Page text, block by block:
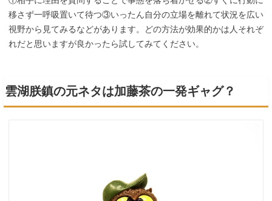
移さず一呼吸置いて待つ③いったん自分の立場を離れて状況を広い
視野から見てみるなどがあります。どの方法が効果的かは人それぞ
れだと思いますが良かったら試してみてください。
雲湖朕鎮の元ネタは加藤茶の一発ギャグ？